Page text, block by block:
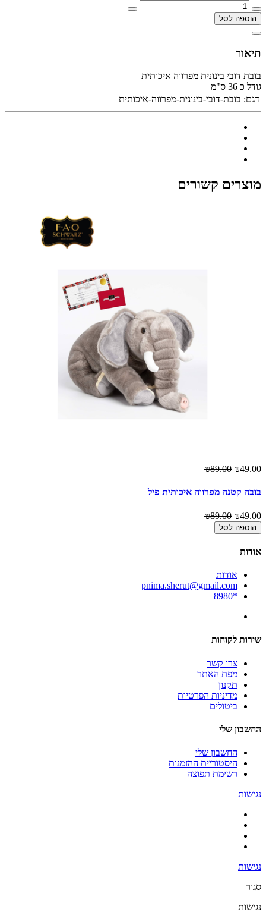
הוספה לסל
תיאור
בובת דובי בינונית מפרווה איכותית
גודל כ 36 ס"מ
דגם: בובת-דובי-בינונית-מפרווה-איכותית
מוצרים קשורים
₪49.00
₪89.00
בובה קטנה מפרווה איכותית פיל
₪49.00
₪89.00
הוספה לסל
אודות
אודות
pnima.sherut@gmail.com
*8980
שירות לקוחות
צרו קשר
מפת האתר
תקנון
מדיניות הפרטיות
ביטולים
החשבון שלי
החשבון שלי
היסטוריית ההזמנות
רשימת תפוצה
נגישות
נגישות
סגור
נגישות